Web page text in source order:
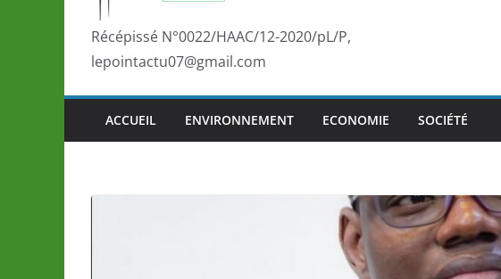
développement?
Récépissé N°0022/HAAC/12-2020/pL/P,
lepointactu07@gmail.com
ACCUEIL ENVIRONNEMENT ECONOMIE SOCIÉTÉ